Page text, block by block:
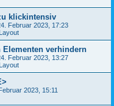
klickintensiv
Februar 2023, 17:23
Elementen verhindern
Februar 2023, 13:27
2023, 15:11